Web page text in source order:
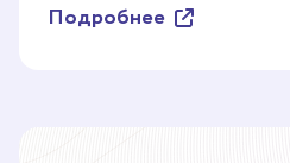
Подробнее